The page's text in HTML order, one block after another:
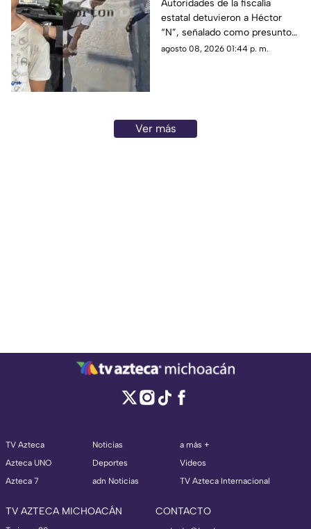
murió arrollado por
tráiler
Autoridades de la fiscalía
estatal detuvieron a Héctor
“N”, señalado como presunto
responsable de empujar a un
agosto 08, 2026 01:44 p. m.
Ver más
TV Azteca
Azteca UNO
Azteca 7
Noticias
Deportes
adn Noticias
a más +
Videos
TV Azteca Internacional
TV AZTECA MICHOACÁN CONTACTO